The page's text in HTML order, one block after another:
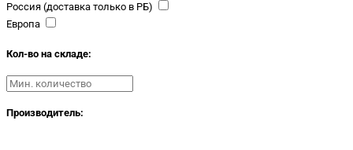
Россия (доставка только в РБ)
Европа
Кол-во на складе:
Производитель: